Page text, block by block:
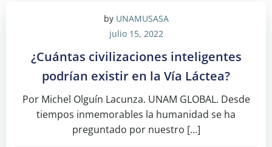
by UNAMUSASA
julio 15, 2022
¿Cuántas civilizaciones inteligentes
podrían existir en la Vía Láctea?
Por Michel Olguín Lacunza. UNAM GLOBAL. Desde
tiempos inmemorables la humanidad se ha
preguntado por nuestro […]